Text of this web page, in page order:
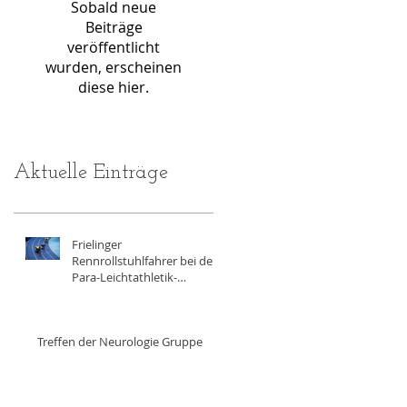
Sobald neue
Beiträge
veröffentlicht
wurden, erscheinen
diese hier.
Aktuelle Einträge
Frielinger
Rennrollstuhlfahrer bei der
Para-Leichtathletik-
Treffen der Neurologie Gruppe